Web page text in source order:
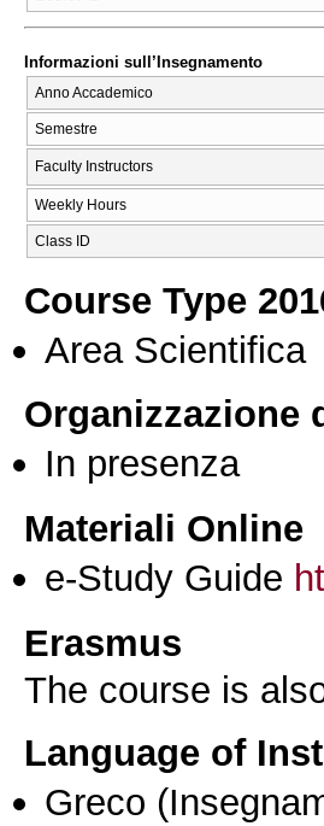
Informazioni sull’Insegnamento
Anno Accademico
Semestre
Faculty Instructors
Weekly Hours
Class ID
Course Type
Area Scientifica
Organizzazione
In presenza
Materiali Online
e-Study Guide
Erasmus
The course is
Language of
Greco